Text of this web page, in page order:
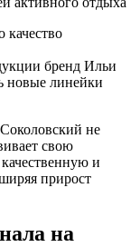
качество
бренд Ильи
новые линейки
не
свою
и
прирост
на